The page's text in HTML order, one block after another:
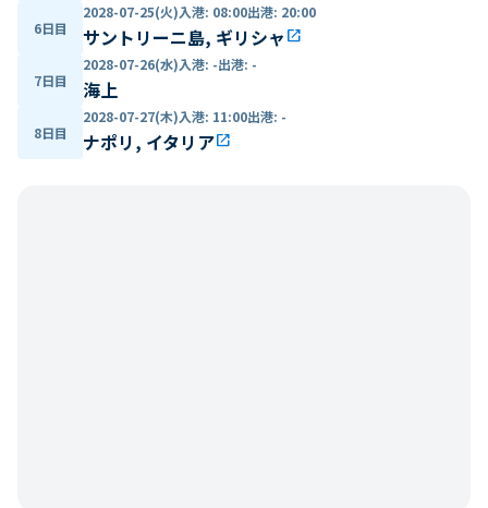
6日目
2028-07-25(火)入港: 08:00出港: 20:00
サントリーニ島, ギリシャ open_in_new
7日目
2028-07-26(水)入港: -出港: -
海上
8日目
2028-07-27(木)入港: 11:00出港: -
ナポリ, イタリアopen_in_new